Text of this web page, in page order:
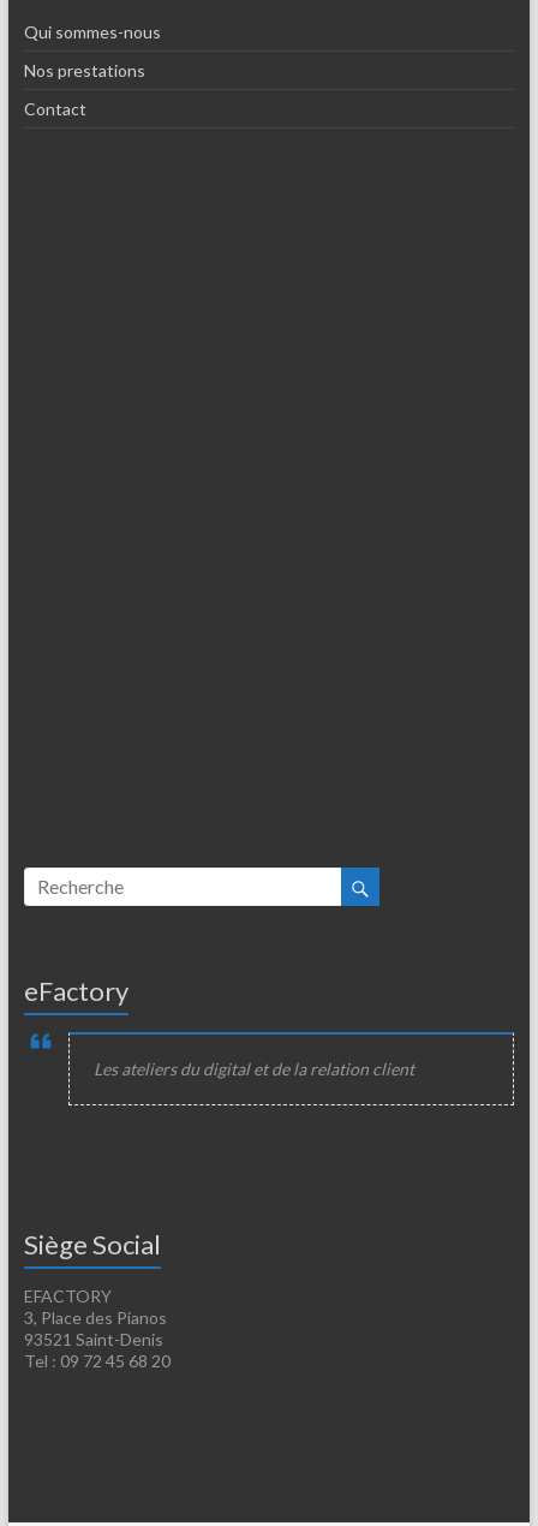
Qui sommes-nous
Nos prestations
Contact
eFactory
Les ateliers du digital et de la relation client
Siège Social
EFACTORY
3, Place des Pianos
93521 Saint-Denis
Tel : 09 72 45 68 20